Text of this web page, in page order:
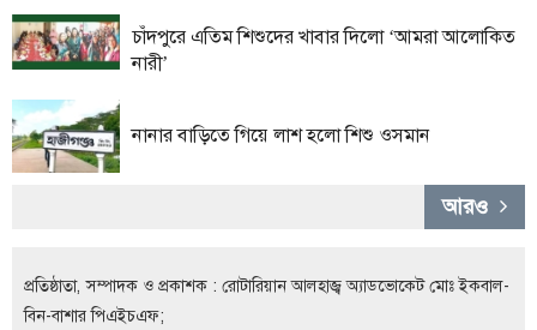
ভ্রমণ
এক্সক্লুসিভ
সোস্যাল
রাজধানী
চাঁদপুরে এতিম শিশুদের খাবার দিলো ‘আমরা আলোকিত
নারী’
নানার বাড়িতে গিয়ে লাশ হলো শিশু ওসমান
আরও
প্রতিষ্ঠাতা, সম্পাদক ও প্রকাশক : রোটারিয়ান আলহাজ্ব অ্যাডভোকেট মোঃ ইকবাল-
বিন-বাশার পিএইচএফ;